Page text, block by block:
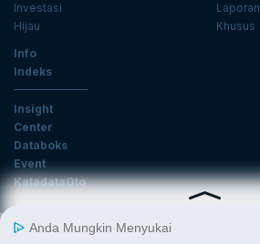
Investasi
Hijau
Laporan
Khusus
Info
Indeks
Insight
Center
Databoks
Event
KatadataOto
Langganan Newsletter